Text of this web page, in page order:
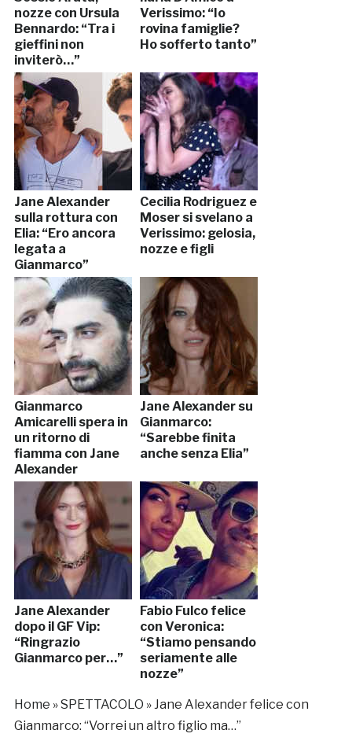
nozze con Ursula
Bennardo: “Tra i
gieffini non
inviterò…”
Verissimo: “Io
rovina famiglie?
Ho sofferto tanto”
Jane Alexander
sulla rottura con
Elia: “Ero ancora
legata a
Gianmarco”
Cecilia Rodriguez e
Moser si svelano a
Verissimo: gelosia,
nozze e figli
Gianmarco
Amicarelli spera in
un ritorno di
fiamma con Jane
Alexander
Jane Alexander su
Gianmarco:
“Sarebbe finita
anche senza Elia”
Jane Alexander
dopo il GF Vip:
“Ringrazio
Gianmarco per…”
Fabio Fulco felice
con Veronica:
“Stiamo pensando
seriamente alle
nozze”
Home »SPETTACOLO »Jane Alexander felice con
Gianmarco: “Vorrei un altro figlio ma…”